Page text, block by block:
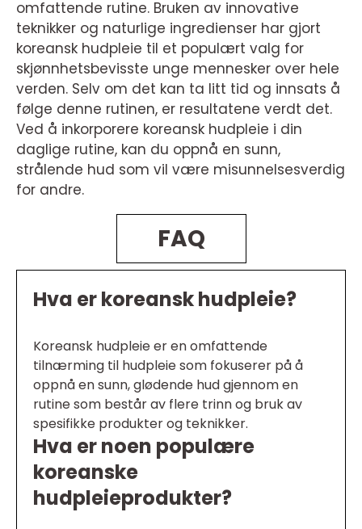
omfattende rutine. Bruken av innovative
teknikker og naturlige ingredienser har gjort
koreansk hudpleie til et populært valg for
skjønnhetsbevisste unge mennesker over hele
verden. Selv om det kan ta litt tid og innsats å
følge denne rutinen, er resultatene verdt det.
Ved å inkorporere koreansk hudpleie i din
daglige rutine, kan du oppnå en sunn,
strålende hud som vil være misunnelsesverdig
for andre.
FAQ
Hva er koreansk hudpleie?
Koreansk hudpleie er en omfattende
tilnærming til hudpleie som fokuserer på å
oppnå en sunn, glødende hud gjennom en
rutine som består av flere trinn og bruk av
spesifikke produkter og teknikker.
Hva er noen populære
koreanske
hudpleieprodukter?